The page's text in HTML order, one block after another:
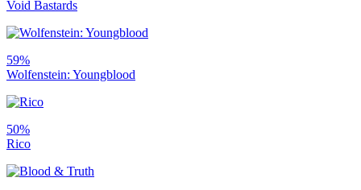
Void Bastards
59%
Wolfenstein: Youngblood
50%
Rico